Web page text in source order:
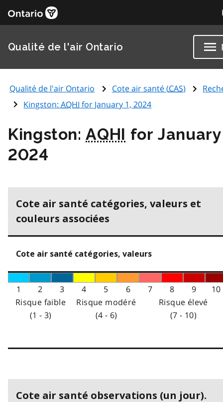
Qualité de l'air Ontario
Qualité de l'air Ontario Cote air santé (CAS)
Kingston:AQHI for January 1, 2024
Kingston:AQHI for January
2024
Cote air santé catégories, valeurs et
couleurs associées
Cote air santé catégories, valeurs
1 2 3 4 5 6 7 8 9
10
Risque faible
(1 - 3)
Risque modéré
(4 - 6)
Risque élevé
(7 - 10)
Cote air santé observations (un jour).